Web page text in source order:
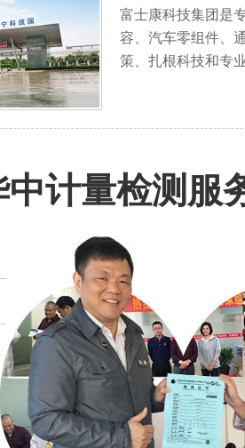
富士康科技集团是
容、汽车零组件、
策、扎根科技和专
中计量检测服